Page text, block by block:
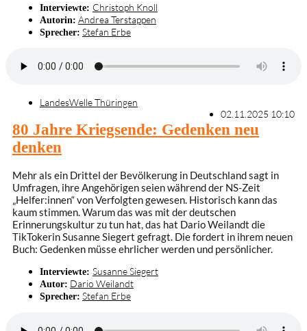
Interviewte: Christoph Knoll
Autorin: Andrea Terstappen
Sprecher: Stefan Erbe
LandesWelle Thüringen
02.11.2025 10:10
80 Jahre Kriegsende: Gedenken neu
denken
Mehr als ein Drittel der Bevölkerung in Deutschland sagt in
Umfragen, ihre Angehörigen seien während der NS-Zeit
„Helfer:innen“ von Verfolgten gewesen. Historisch kann das
kaum stimmen. Warum das was mit der deutschen
Erinnerungskultur zu tun hat, das hat Dario Weilandt die
TikTokerin Susanne Siegert gefragt. Die fordert in ihrem neuen
Buch: Gedenken müsse ehrlicher werden und persönlicher.
Interviewte: Susanne Siegert
Autor: Dario Weilandt
Sprecher: Stefan Erbe